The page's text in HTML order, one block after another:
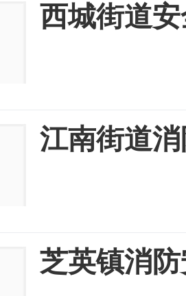
西城街道
江南街道
芝英镇消